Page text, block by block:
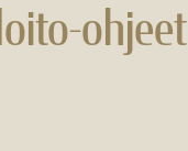
ohjeet